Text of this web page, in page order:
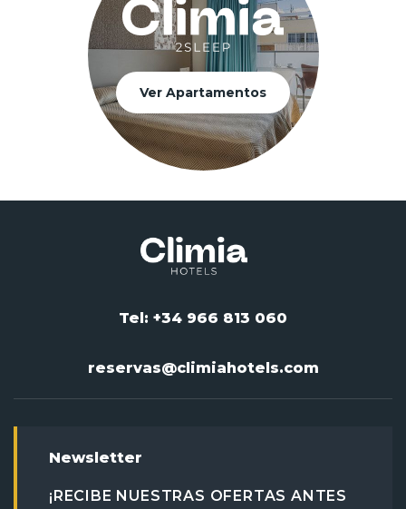
Ver Apartamentos
Tel: +34 966 813 060
reservas@climiahotels.com
Newsletter
¡RECIBE NUESTRAS OFERTAS ANTES